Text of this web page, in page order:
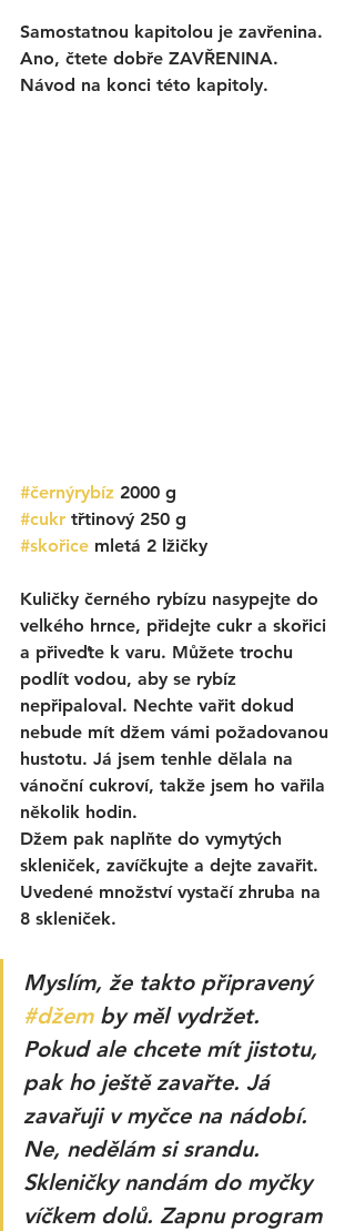
Samostatnou kapitolou je zavřenina.
Ano, čtete dobře ZAVŘENINA.
Návod na konci této kapitoly.
#černýrybíz 2000 g
#cukr třtinový 250 g
#skořice mletá 2 lžičky
Kuličky černého rybízu nasypejte do
velkého hrnce, přidejte cukr a skořici
a přiveďte k varu. Můžete trochu
podlít vodou, aby se rybíz
nepřipaloval. Nechte vařit dokud
nebude mít džem vámi požadovanou
hustotu. Já jsem tenhle dělala na
vánoční cukroví, takže jsem ho vařila
několik hodin.
Džem pak naplňte do vymytých
skleniček, zavíčkujte a dejte zavařit.
Uvedené množství vystačí zhruba na
8 skleniček.
Myslím, že takto připravený
#džem by měl vydržet.
Pokud ale chcete mít jistotu,
pak ho ještě zavařte. Já
zavařuji v myčce na nádobí.
Ne, nedělám si srandu.
Skleničky nandám do myčky
víčkem dolů. Zapnu program